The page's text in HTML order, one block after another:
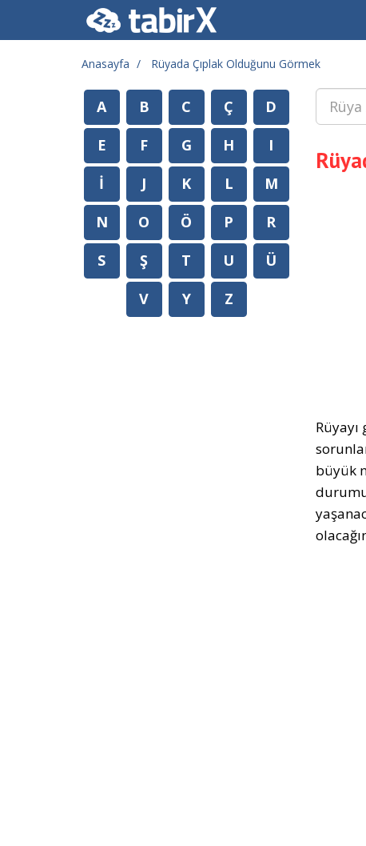
Anasayfa Rüyada Çıplak Olduğunu Görmek
Rüyayı
büyük
A B C Ç
D
E
F G H
I
İ
J K L
M
N
O Ö P
R
S
Ş T U
Ü
V
Y Z